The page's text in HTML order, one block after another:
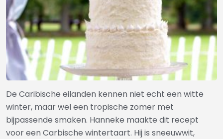
De Caribische eilanden kennen niet echt een witte
winter, maar wel een tropische zomer met
bijpassende smaken. Hanneke maakte dit recept
voor een Carbische wintertaart. Hij is sneeuwwit,